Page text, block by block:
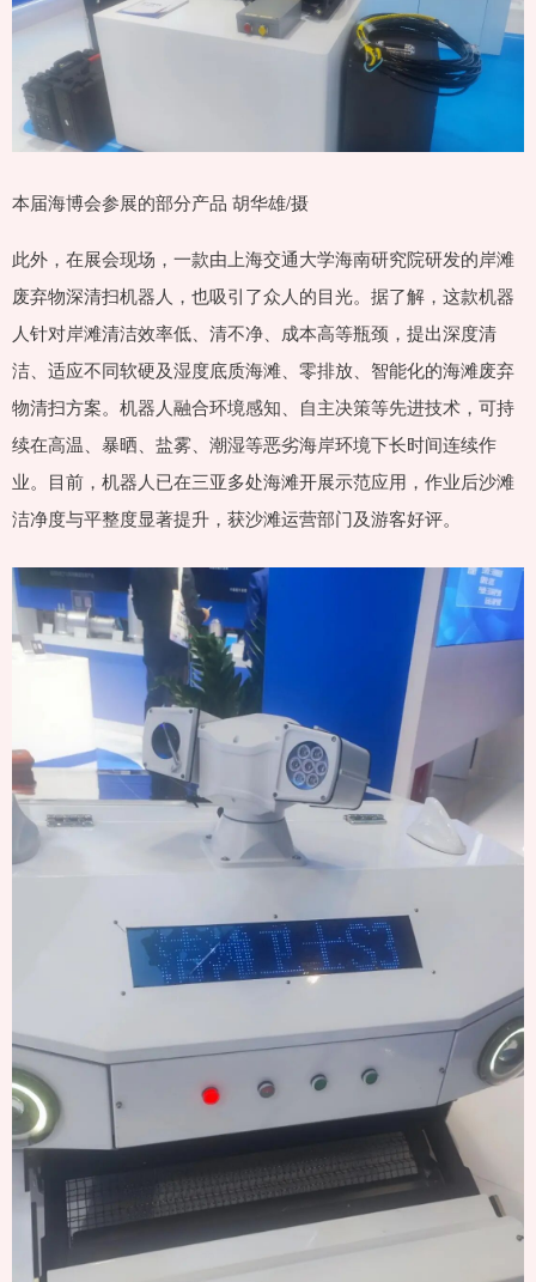
本届海博会参展的部分产品 胡华雄/摄
此外，在展会现场，一款由上海交通大学海南研究院研发的岸滩
废弃物深清扫机器人，也吸引了众人的目光。据了解，这款机器
人针对岸滩清洁效率低、清不净、成本高等瓶颈，提出深度清
洁、适应不同软硬及湿度底质海滩、零排放、智能化的海滩废弃
物清扫方案。机器人融合环境感知、自主决策等先进技术，可持
续在高温、暴晒、盐雾、潮湿等恶劣海岸环境下长时间连续作
业。目前，机器人已在三亚多处海滩开展示范应用，作业后沙滩
洁净度与平整度显著提升，获沙滩运营部门及游客好评。